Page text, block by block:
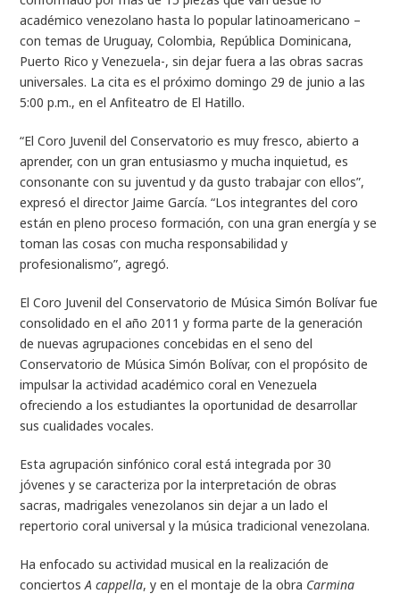
académico venezolano hasta lo popular latinoamericano –
con temas de Uruguay, Colombia, República Dominicana,
Puerto Rico y Venezuela-, sin dejar fuera a las obras sacras
universales. La cita es el próximo domingo 29 de junio a las
5:00 p.m., en el Anfiteatro de El Hatillo.
“El Coro Juvenil del Conservatorio es muy fresco, abierto a
aprender, con un gran entusiasmo y mucha inquietud, es
consonante con su juventud y da gusto trabajar con ellos”,
expresó el director Jaime García. “Los integrantes del coro
están en pleno proceso formación, con una gran energía y se
toman las cosas con mucha responsabilidad y
profesionalismo”, agregó.
El Coro Juvenil del Conservatorio de Música Simón Bolívar fue
consolidado en el año 2011 y forma parte de la generación
de nuevas agrupaciones concebidas en el seno del
Conservatorio de Música Simón Bolívar, con el propósito de
impulsar la actividad académico coral en Venezuela
ofreciendo a los estudiantes la oportunidad de desarrollar
sus cualidades vocales.
Esta agrupación sinfónico coral está integrada por 30
jóvenes y se caracteriza por la interpretación de obras
sacras, madrigales venezolanos sin dejar a un lado el
repertorio coral universal y la música tradicional venezolana.
Ha enfocado su actividad musical en la realización de
conciertosA cappella, y en el montaje de la obra Carmina